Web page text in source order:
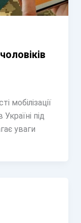
мобілізації
під
уваги